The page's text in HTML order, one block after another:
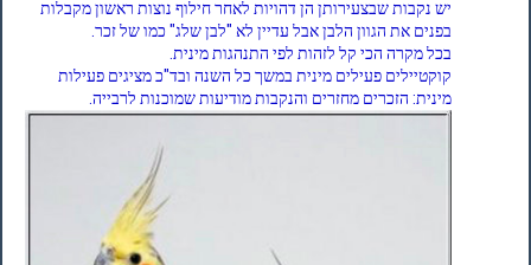
יש נקבות שבצעירותן הן דהויות לאחר חילוף נוצות ראשון מקבלות
בפנים את הגוון הלבן אבל עדיין לא "לבן שלג" כמו של זכר.
בכל מקרה הכי קל לזהות לפי התנהגות מינית.
קוקטיילים פעילים מינית במשך כל השנה ובד"כ מציגים פעילות
מינית: הזכרים מחזרים והנקבות מודיעות שמוכנות לרבייה.